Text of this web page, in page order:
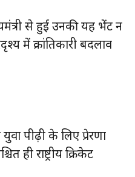
से हुई उनकी यह भेंट न
में क्रांतिकारी बदलाव
पीढ़ी के लिए प्रेरणा
ही राष्ट्रीय क्रिकेट